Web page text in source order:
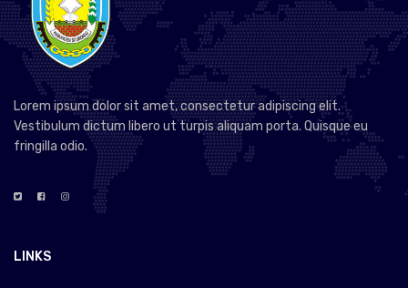
Lorem ipsum dolor sit amet, consectetur adipiscing elit.
Vestibulum dictum libero ut turpis aliquam porta. Quisque eu
fringilla odio.
LINKS